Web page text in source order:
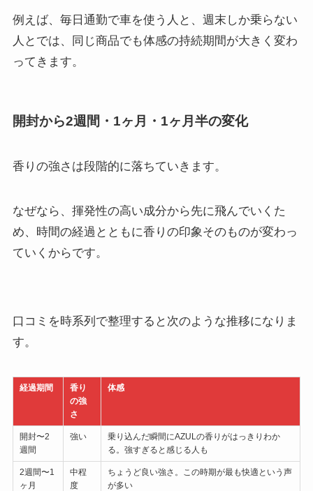
例えば、毎日通勤で車を使う人と、週末しか乗らない
人とでは、同じ商品でも体感の持続期間が大きく変わ
ってきます。
開封から2週間・1ヶ月・1ヶ月半の変化
香りの強さは段階的に落ちていきます。
なぜなら、揮発性の高い成分から先に飛んでいくた
め、時間の経過とともに香りの印象そのものが変わっ
ていくからです。
口コミを時系列で整理すると次のような推移になりま
す。
経過期間
香り
の強
さ
体感
開封〜2
週間
強い
乗り込んだ瞬間にAZULの香りがはっきりわか
る。強すぎると感じる人も
2週間〜1
ヶ月
中程
度
ちょうど良い強さ。この時期が最も快適という声
が多い